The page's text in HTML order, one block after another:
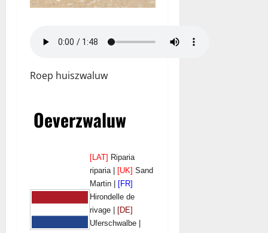
Roep huiszwaluw
Oeverzwaluw
[LAT] Riparia
riparia |
[UK] Sand
Martin |
[FR]
Hirondelle de
rivage |
[DE]
Uferschwalbe |